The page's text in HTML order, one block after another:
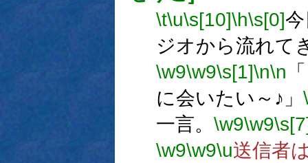
\t\u\s[10]\h\s[0]
ジオから流れて
\w9\w9\s[1]\n\n
に会いたい～♪」
一言。 \w9\w9
\w9\w9\u送信者